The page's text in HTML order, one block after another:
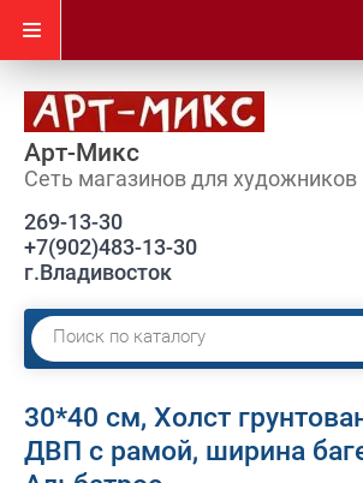
Арт-Микс
Сеть магазинов для художников
269-13-30
+7(902)483-13-30
г.Владивосток
30*40 см, Холст
ДВП с рамой, ширина